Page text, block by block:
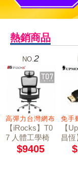
熱銷商品
NO. 2
高彈力台灣網布 4D大
【iRocks】T0
7 人體工學椅
石墨黑
$9405
免手
【
昌恆
2 萬